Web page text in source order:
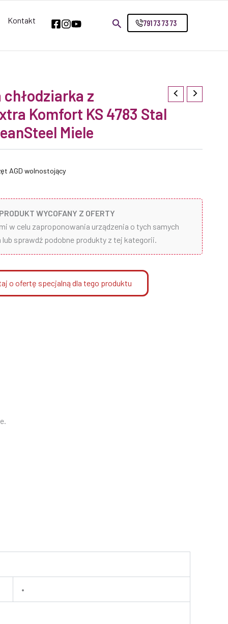
791 73 73 73
Kontakt
z
Komfort KS 4783 Stal
Miele
AGD wolnostojący
PRODUKT WYCOFANY Z OFERTY
w celu zaproponowania urządzenia o tych samych
lub sprawdź podobne produkty z tej kategorii.
o ofertę specjalną dla tego produktu
•